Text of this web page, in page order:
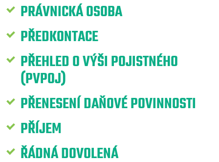
PRÁVNICKÁ OSOBA
PŘEDKONTACE
PŘEHLED O VÝŠI POJISTNÉHO
(PVPOJ)
PŘENESENÍ DAŇOVÉ POVINNOSTI
PŘÍJEM
ŘÁDNÁ DOVOLENÁ